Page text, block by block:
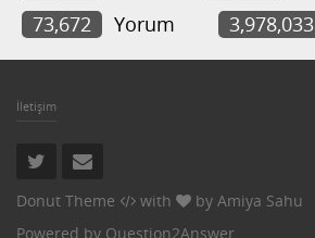
73,672
Yorum 3,978,033
İletişim
Donut Theme with by Amiya Sahu
Powered by Question2Answer